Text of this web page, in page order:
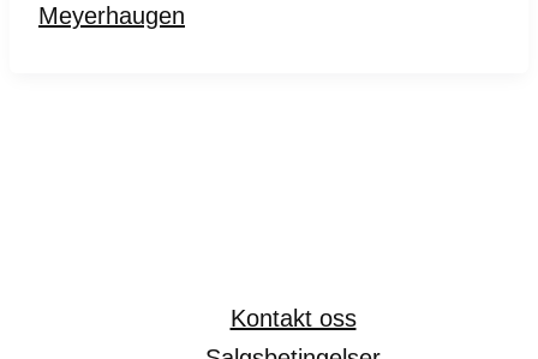
Meyerhaugen
Kontakt oss